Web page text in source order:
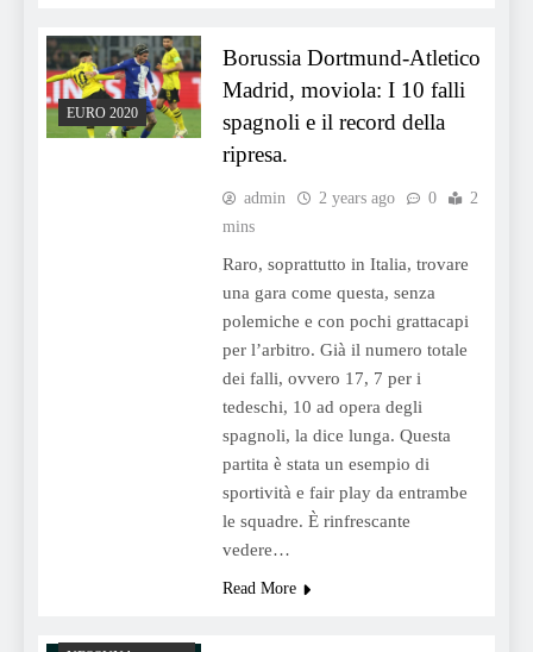
EURO 2020
Borussia Dortmund-Atletico
Madrid, moviola: I 10 falli
spagnoli e il record della
ripresa.
admin 2 years ago 0
2
mins
Raro, soprattutto in Italia, trovare
una gara come questa, senza
polemiche e con pochi grattacapi
per l’arbitro. Già il numero totale
dei falli, ovvero 17, 7 per i
tedeschi, 10 ad opera degli
spagnoli, la dice lunga. Questa
partita è stata un esempio di
sportività e fair play da entrambe
le squadre. È rinfrescante
vedere…
Read More